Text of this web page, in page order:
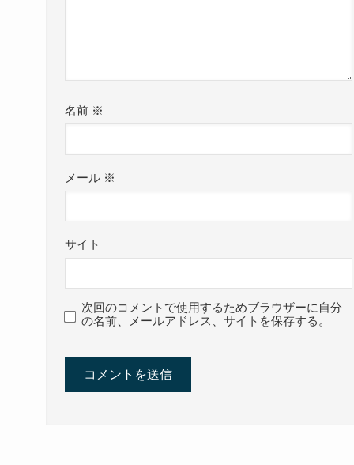
名前 ※
メール ※
サイト
次回のコメントで使用するためブラウザーに自分
の名前、メールアドレス、サイトを保存する。